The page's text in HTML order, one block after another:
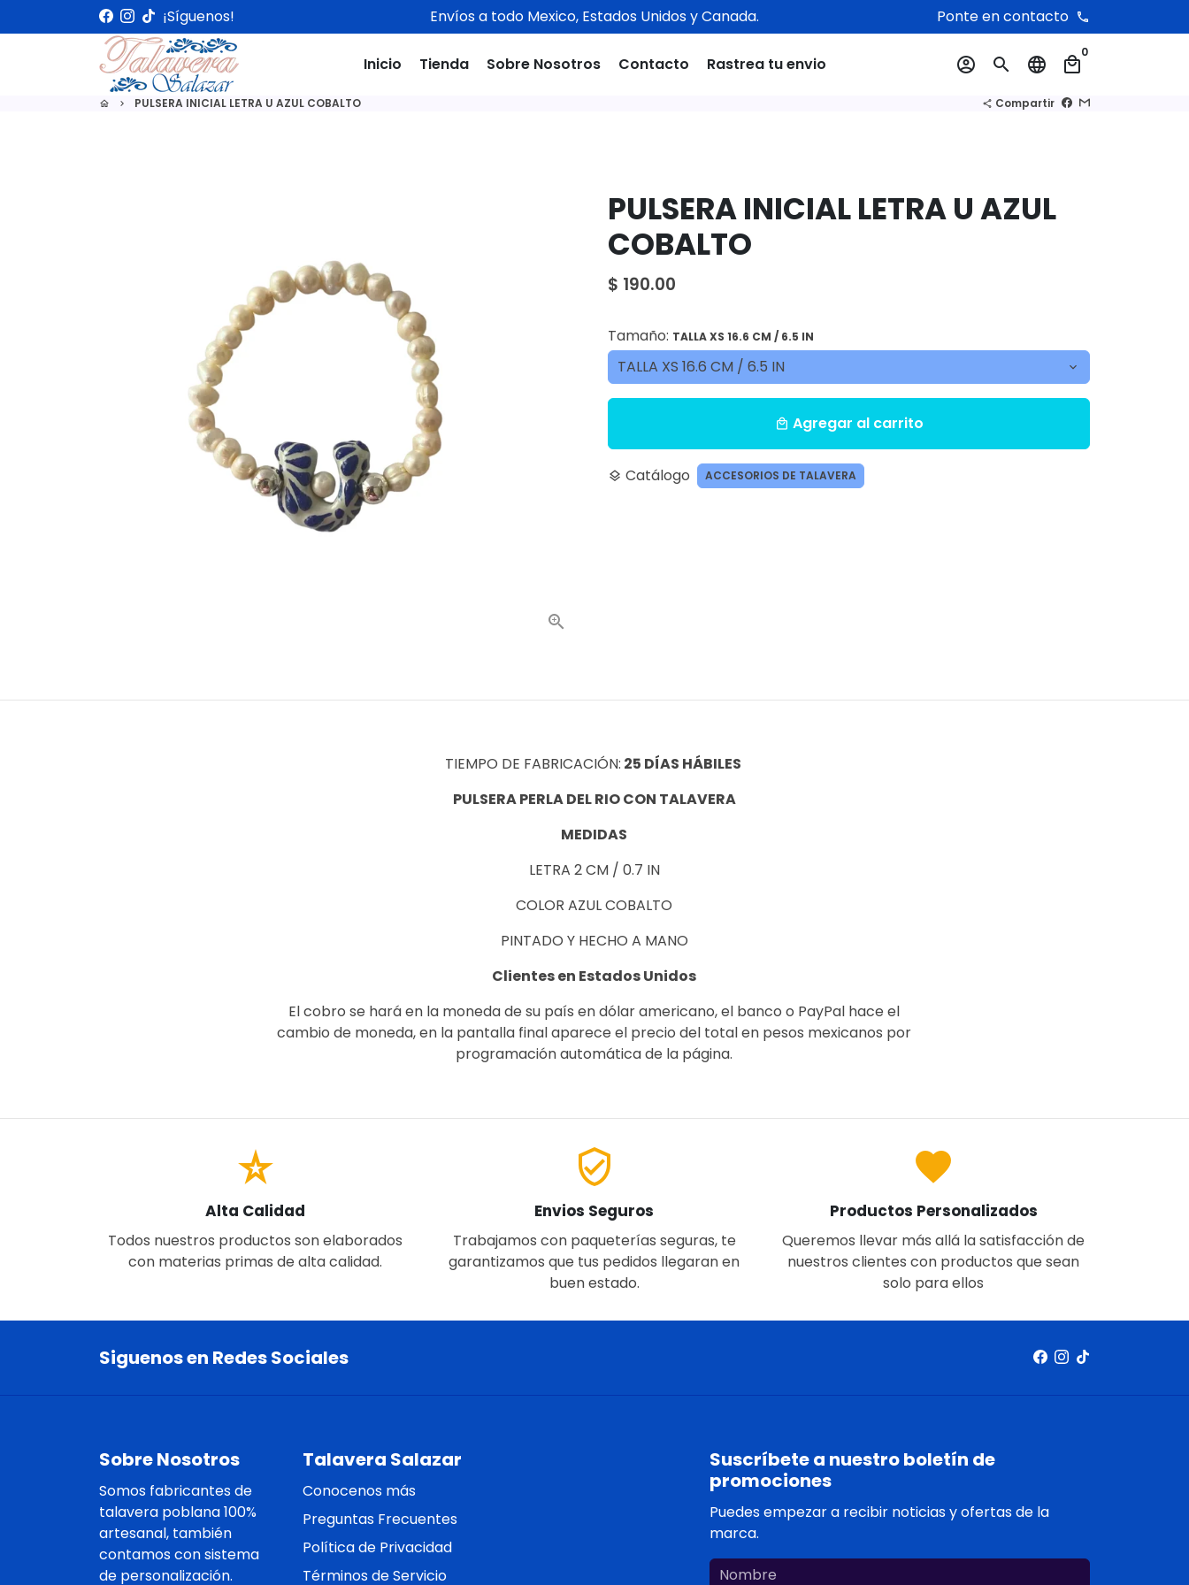
directamente
¡Síguenos! Envíos a todo Mexico, Estados Unidos y Canada. Ponte en contacto phone
Inicio Tienda Sobre Nosotros Contacto Rastrea tu envio account_circle search language local_mall
0
home keyboard_arrow_right PULSERA INICIAL LETRA U AZUL COBALTO share Compartir
PULSERA INICIAL LETRA U AZUL
COBALTO
$ 190.00
Tamaño: TALLA XS 16.6 CM / 6.5 IN
local_mall Agregar al carrito
layers Catálogo ACCESORIOS DE TALAVERA
TIEMPO DE FABRICACIÓN: 25 DÍAS HÁBILES
PULSERA PERLA DEL RIO CON TALAVERA
MEDIDAS
LETRA 2 CM / 0.7 IN
COLOR AZUL COBALTO
PINTADO Y HECHO A MANO
Clientes en Estados Unidos
El cobro se hará en la moneda de su país en dólar americano, el banco o PayPal hace el
cambio de moneda, en la pantalla final aparece el precio del total en pesos mexicanos por
programación automática de la página.
star_rate
Alta Calidad
Todos nuestros productos son elaborados
con materias primas de alta calidad.
verified_user
Envios Seguros
Trabajamos con paqueterías seguras, te
garantizamos que tus pedidos llegaran en
buen estado.
favorite
Productos Personalizados
Queremos llevar más allá la satisfacción de
nuestros clientes con productos que sean
solo para ellos
Siguenos en Redes Sociales
Sobre Nosotros
Somos fabricantes de
talavera poblana 100%
artesanal, también
contamos con sistema
de personalización.
Talavera Salazar
Conocenos más
Preguntas Frecuentes
Política de Privacidad
Términos de Servicio
Suscríbete a nuestro boletín de
promociones
Puedes empezar a recibir noticias y ofertas de la
marca.